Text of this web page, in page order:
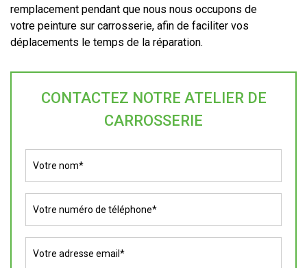
remplacement pendant que nous nous occupons de
votre peinture sur carrosserie, afin de faciliter vos
déplacements le temps de la réparation.
CONTACTEZ NOTRE ATELIER DE
CARROSSERIE